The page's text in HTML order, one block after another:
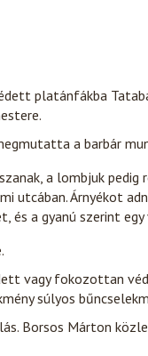
platánfákba
a barbár
a lombjuk
utcában. Árnyékot
és a gyanú szerint
vagy fokozottan
súlyos
Borsos Márton